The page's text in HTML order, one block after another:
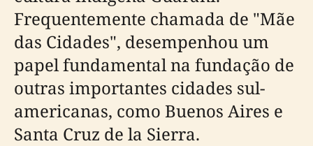
Frequentemente chamada de "Mãe
das Cidades", desempenhou um
papel fundamental na fundação de
outras importantes cidades sul-
americanas, como Buenos Aires e
Santa Cruz de la Sierra.